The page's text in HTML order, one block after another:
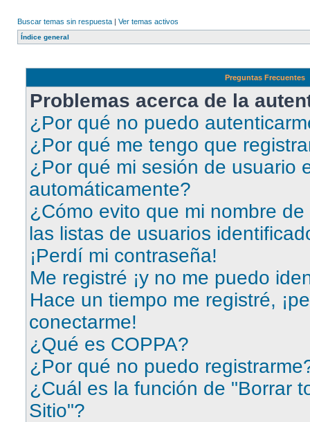
Buscar temas sin respuesta | Ver temas activos
Índice general
Preguntas Frecuentes
Problemas acerca de la
¿Por qué no puedo
¿Por qué me tengo que
¿Por qué mi sesión de usuario
automáticamente?
¿Cómo evito que mi nombre
las listas de usuarios
¡Perdí mi contraseña!
Me registré ¡y no me puedo
Hace un tiempo me registré,
conectarme!
¿Qué es COPPA?
¿Por qué no puedo
¿Cuál es la función de "Borrar
Sitio"?